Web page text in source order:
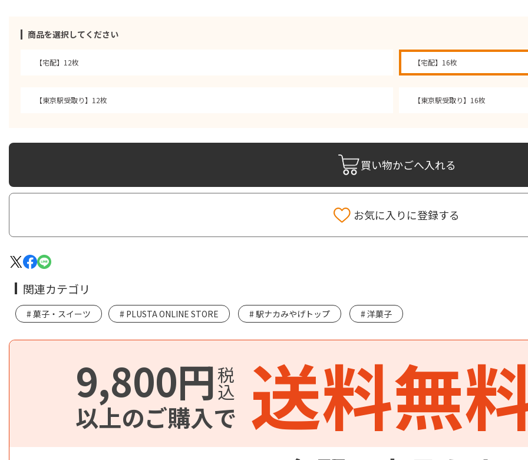
商品を選択してください
【宅配】12枚 【宅配】16枚
【東京駅受取り】12枚 【東京駅受取り】16枚
買い物かごへ入れる
お気に入りに登録する
関連カテゴリ
菓子・スイーツ PLUSTA ONLINE STORE 駅ナカみやげトップ 洋菓子
9,800円税込
以上のご購入で 送料無